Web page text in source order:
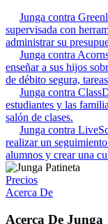
Junga contra
supervisada con
administrar su
Junga contra
enseñar a sus hijos
de débito segura,
Junga contra
estudiantes y las
salón de clases.
Junga contra
realizar un
alumnos y crear una
Precios
Acerca De
Acerca De Junga